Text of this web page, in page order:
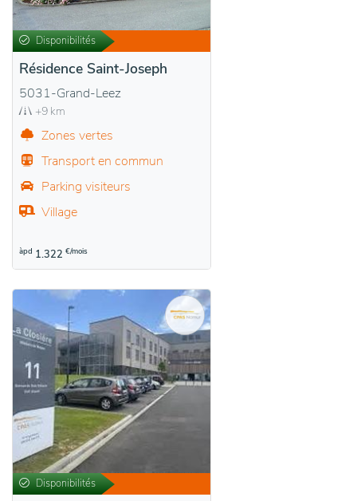
Disponibilités
Résidence Saint-Joseph
5031-Grand-Leez
+9 km
Zones vertes
Transport en commun
Parking visiteurs
Village
àpd 1.322 €/mois
Disponibilités